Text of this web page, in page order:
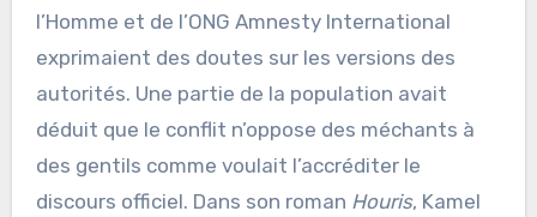
l’Homme et de l’ONG Amnesty International
exprimaient des doutes sur les versions des
autorités. Une partie de la population avait
déduit que le conflit n’oppose des méchants à
des gentils comme voulait l’accréditer le
discours officiel. Dans son roman Houris, Kamel